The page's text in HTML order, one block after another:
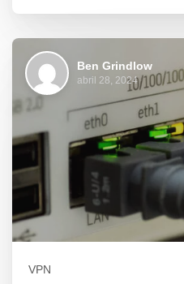
Ben Grindlow
abril 28, 2024
VPN